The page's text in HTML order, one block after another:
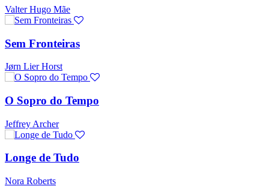
Valter Hugo Mãe
Sem Fronteiras
Jørn Lier Horst
O Sopro do Tempo
Jeffrey Archer
Longe de Tudo
Nora Roberts